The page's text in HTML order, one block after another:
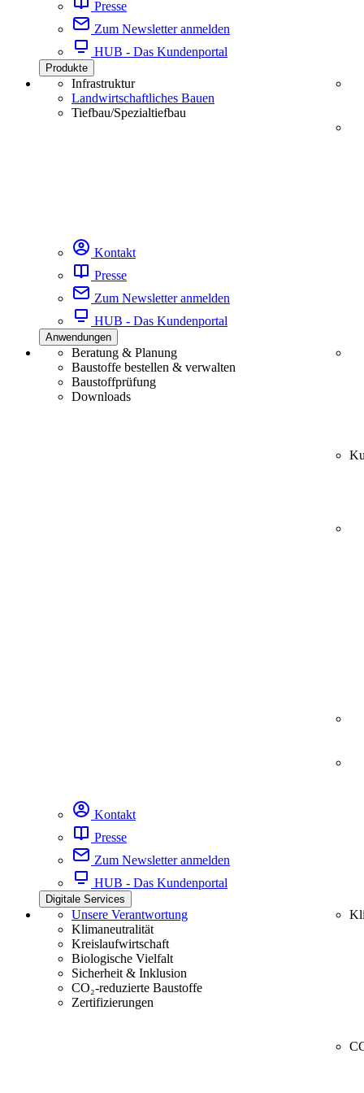
Presse
Zum Newsletter anmelden
HUB - Das Kundenportal
Produkte
Infrastruktur
Landwirtschaftliches Bauen
Tiefbau/Spezialtiefbau
Kontakt
Presse
Zum Newsletter anmelden
HUB - Das Kundenportal
Anwendungen
Beratung & Planung
Baustoffe bestellen & verwalten
Baustoffprüfung
Downloads
Kontakt
Presse
Zum Newsletter anmelden
HUB - Das Kundenportal
Digitale Services
Unsere Verantwortung
Klimaneutralität
Kreislaufwirtschaft
Biologische Vielfalt
Sicherheit & Inklusion
CO₂-reduzierte Baustoffe
Zertifizierungen